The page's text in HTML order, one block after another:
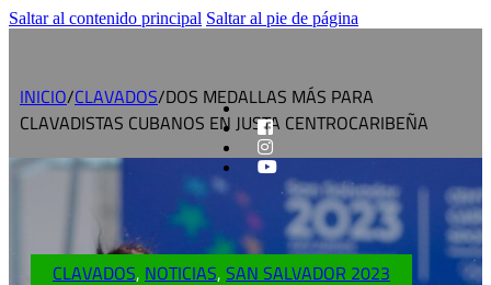
Saltar al contenido principal Saltar al pie de página
INICIO/CLAVADOS/DOS MEDALLAS MÁS PARA
CLAVADISTAS CUBANOS EN JUSTA CENTROCARIBEÑA
CLAVADOS, NOTICIAS, SAN SALVADOR 2023